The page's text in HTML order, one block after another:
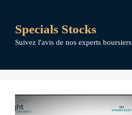
contenuSpecials Stocks
Suivez l'avis de nos experts boursiers